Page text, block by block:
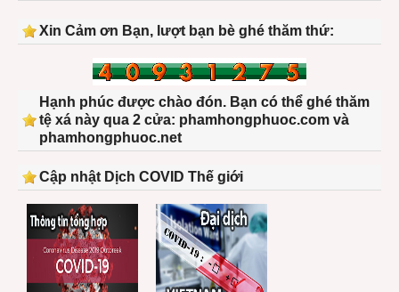
Xin Cảm ơn Bạn, lượt bạn bè ghé thăm thứ:
Hạnh phúc được chào đón. Bạn có thể ghé thăm
tệ xá này qua 2 cửa: phamhongphuoc.com và
phamhongphuoc.net
Cập nhật Dịch COVID Thế giới